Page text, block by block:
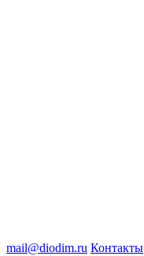
mail@diodim.ru Контакты